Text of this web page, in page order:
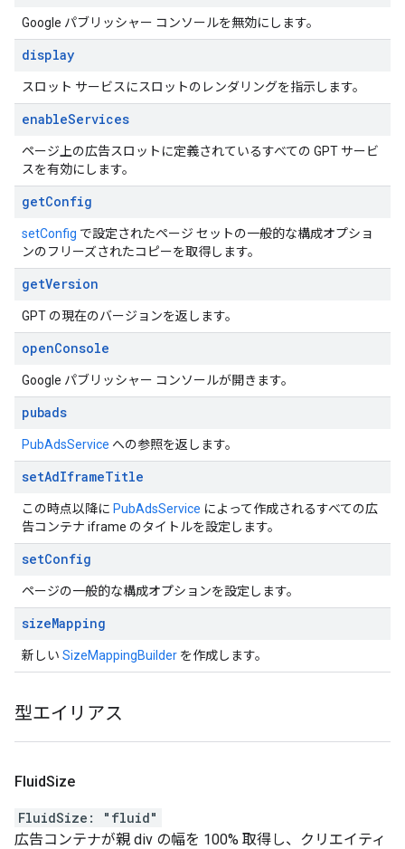
Google パブリッシャー コンソールを無効にします。
display
スロット サービスにスロットのレンダリングを指示します。
enableServices
ページ上の広告スロットに定義されているすべての GPT サービ
スを有効にします。
getConfig
setConfig で設定されたページ セットの一般的な構成オプショ
ンのフリーズされたコピーを取得します。
getVersion
GPT の現在のバージョンを返します。
openConsole
Google パブリッシャー コンソールが開きます。
pubads
PubAdsService への参照を返します。
setAdIframeTitle
この時点以降に PubAdsService によって作成されるすべての広
告コンテナ iframe のタイトルを設定します。
setConfig
ページの一般的な構成オプションを設定します。
sizeMapping
新しい SizeMappingBuilder を作成します。
型エイリアス
FluidSize
FluidSize :
"fluid"
広告コンテナが親 div の幅を 100% 取得し、クリエイティ